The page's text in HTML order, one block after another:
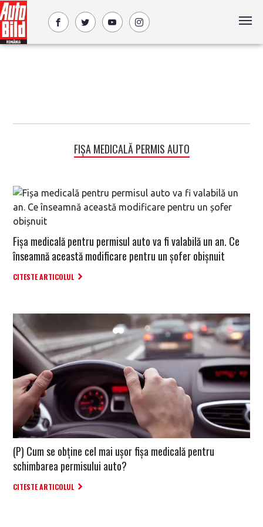
FIȘA MEDICALĂ PERMIS AUTO
Fișa medicală pentru permisul auto va fi valabilă un an. Ce
înseamnă această modificare pentru un șofer obișnuit
CITESTE ARTICOLUL
(P) Cum se obține cel mai ușor fișa medicală pentru
schimbarea permisului auto?
CITESTE ARTICOLUL